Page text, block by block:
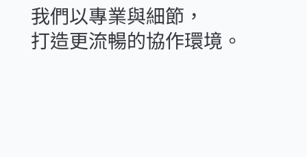
我們以專業與細節，
打造更流暢的協作環境。